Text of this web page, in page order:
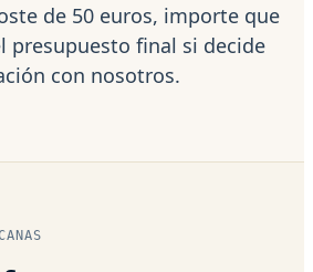
de 50 euros, importe que
presupuesto final si decide
con nosotros.